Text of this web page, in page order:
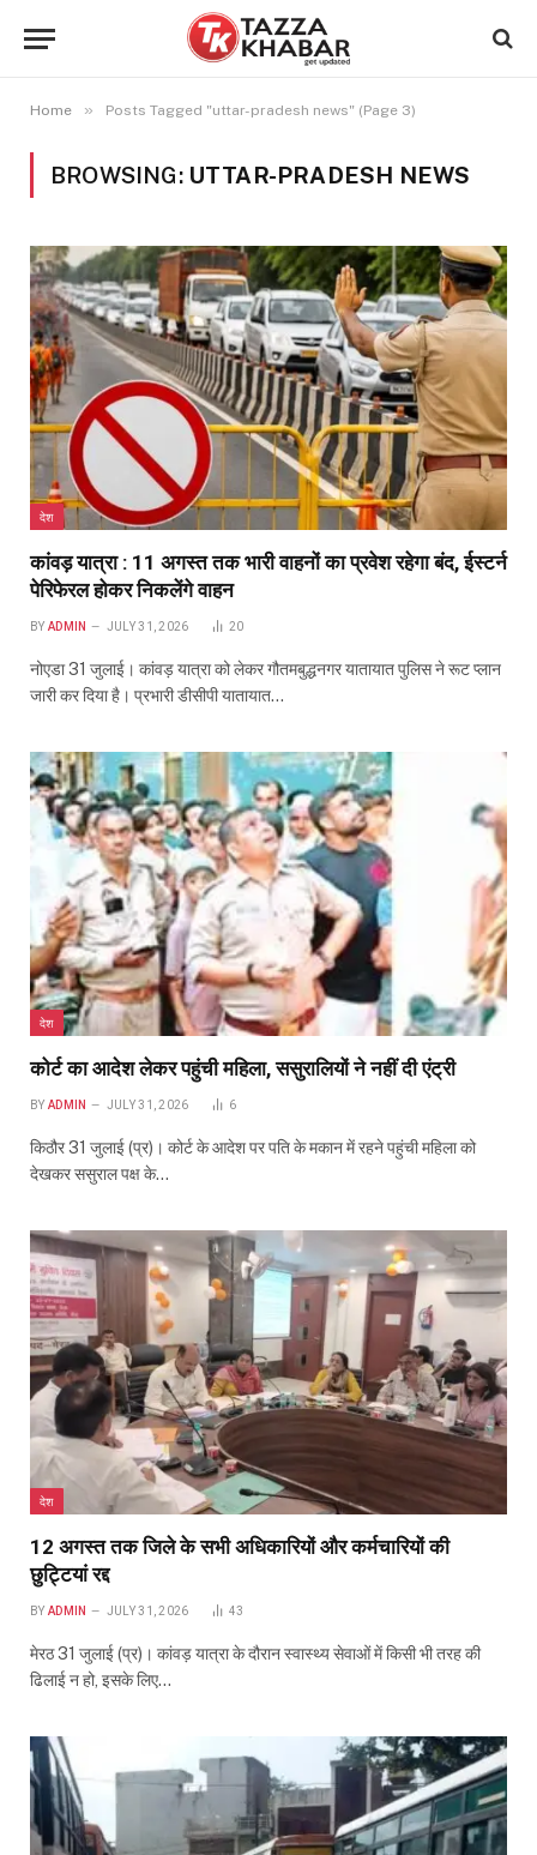
Home » Posts Tagged "uttar-pradesh news" (Page 3)
BROWSING: UTTAR-PRADESH NEWS
देश
कांवड़ यात्रा : 11 अगस्त तक भारी वाहनों का प्रवेश रहेगा बंद, ईस्टर्न
पेरिफेरल होकर निकलेंगे वाहन
BY ADMIN JULY 31, 2026 20
नोएडा 31 जुलाई। कांवड़ यात्रा को लेकर गौतमबुद्धनगर यातायात पुलिस ने रूट प्लान
जारी कर दिया है। प्रभारी डीसीपी यातायात…
देश
कोर्ट का आदेश लेकर पहुंची महिला, ससुरालियों ने नहीं दी एंट्री
BY ADMIN JULY 31, 2026 6
किठौर 31 जुलाई (प्र)। कोर्ट के आदेश पर पति के मकान में रहने पहुंची महिला को
देखकर ससुराल पक्ष के…
देश
12 अगस्त तक जिले के सभी अधिकारियों और कर्मचारियों की
छुट्टियां रद्द
BY ADMIN JULY 31, 2026 43
मेरठ 31 जुलाई (प्र)। कांवड़ यात्रा के दौरान स्वास्थ्य सेवाओं में किसी भी तरह की
ढिलाई न हो, इसके लिए…